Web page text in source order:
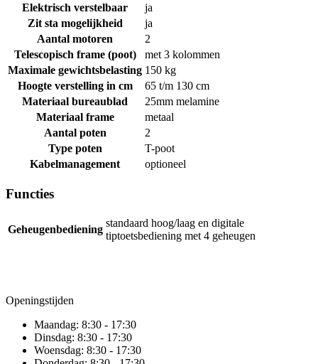
Elektrisch verstelbaar
ja
Zit sta mogelijkheid
ja
Aantal motoren
2
Telescopisch frame (poot)
met 3 kolommen
Maximale gewichtsbelasting 150 kg
Hoogte verstelling in cm
65 t/m 130 cm
Materiaal bureaublad
25mm melamine
Materiaal frame
metaal
Aantal poten
2
Type poten
T-poot
Kabelmanagement
optioneel
Functies
Geheugenbediening
standaard hoog/laag en digitale
tiptoetsbediening met 4 geheugen
Openingstijden
Maandag: 8:30 - 17:30
Dinsdag: 8:30 - 17:30
Woensdag: 8:30 - 17:30